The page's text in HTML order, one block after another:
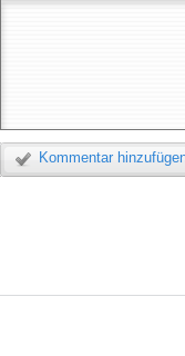
Kommentar